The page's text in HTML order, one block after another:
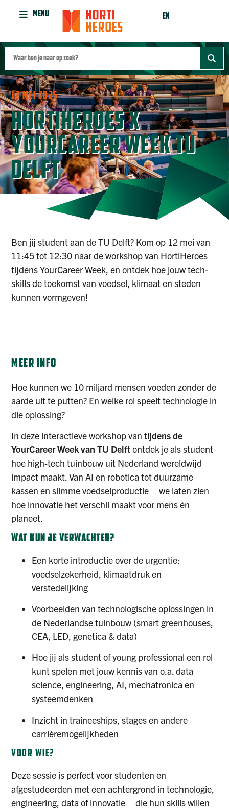
MENU EN
12 MEI 2025
HORTIHEROES X
YOURCAREER WEEK TU
DELFT
Ben jij student aan de TU Delft? Kom op 12 mei van
11:45 tot 12:30 naar de workshop van HortiHeroes
tijdens YourCareer Week, en ontdek hoe jouw tech-
skills de toekomst van voedsel, klimaat en steden
kunnen vormgeven!
MEER INFO
Hoe kunnen we 10 miljard mensen voeden zonder de
aarde uit te putten? En welke rol speelt technologie in
die oplossing?
In deze interactieve workshop vantijdens de
YourCareer Week van TU Delftontdek je als student
hoe high-tech tuinbouw uit Nederland wereldwijd
impact maakt. Van AI en robotica tot duurzame
kassen en slimme voedselproductie – we laten zien
hoe innovatie het verschil maakt voor mens én
planeet.
WAT KUN JE VERWACHTEN?
Een korte introductie over de urgentie:
voedselzekerheid, klimaatdruk en
verstedelijking
Voorbeelden van technologische oplossingen in
de Nederlandse tuinbouw (smart greenhouses,
CEA, LED, genetica & data)
Hoe jij als student of young professional een rol
kunt spelen met jouw kennis van o.a. data
science, engineering, AI, mechatronica en
systeemdenken
Inzicht in traineeships, stages en andere
carrièremogelijkheden
VOOR WIE?
Deze sessie is perfect voor studenten en
afgestudeerden met een achtergrond in technologie,
engineering, data of innovatie – die hun skills willen